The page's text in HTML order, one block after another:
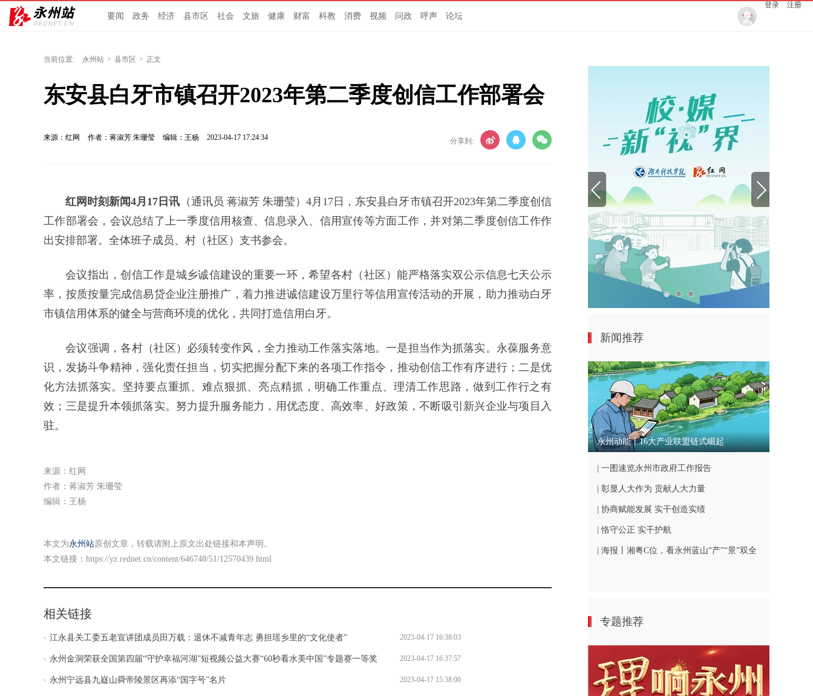
要闻 政务 经济 县市区 社会 文旅 健康 财富 科教 消费 视频 问政 呼声 论坛
登录 注册
当前位置: 永州站 > 县市区 > 正文
东安县白牙市镇召开2023年第二季度创信工作部署会
来源：红网 作者：蒋淑芳 朱珊莹 编辑：王杨 2023-04-17 17:24:34 分享到:
红网时刻新闻4月17日讯 （通讯员 蒋淑芳 朱珊莹）4月17日，东安县白牙市镇召开2023年第二季度创信
工作部署会，会议总结了上一季度信用核查、信息录入、信用宣传等方面工作，并对第二季度创信工作作
出安排部署。全体班子成员、村（社区）支书参会。
会议指出，创信工作是城乡诚信建设的重要一环，希望各村（社区）能严格落实双公示信息七天公示
率，按质按量完成信易贷企业注册推广，着力推进诚信建设万里行等信用宣传活动的开展，助力推动白牙
市镇信用体系的健全与营商环境的优化，共同打造信用白牙。
会议强调，各村（社区）必须转变作风，全力推动工作落实落地。一是担当作为抓落实。永葆服务意
识，发扬斗争精神，强化责任担当，切实把握分配下来的各项工作指令，推动创信工作有序进行；二是优
化方法抓落实。坚持要点重抓、难点狠抓、亮点精抓，明确工作重点、理清工作思路，做到工作行之有
效；三是提升本领抓落实。努力提升服务能力，用优态度、高效率、好政策，不断吸引新兴企业与项目入
驻。
来源：红网
作者：蒋淑芳 朱珊莹
编辑：王杨
本文为永州站原创文章，转载请附上原文出处链接和本声明。
本文链接： https://yz.rednet.cn/content/646748/51/12570439.html
相关链接
江永县关工委五老宣讲团成员田万载：退休不减青年志 勇担瑶乡里的“文化使者” 2023-04-17 16:38:03
永州金洞荣获全国第四届“守护幸福河湖”短视频公益大赛“60秒看水美中国”专题赛一等奖 2023-04-17 16:37:57
永州宁远县九嶷山舜帝陵景区再添“国字号”名片 2023-04-17 15:38:00
新闻推荐
永州动能丨16大产业联盟链式崛起
| 一图速览永州市政府工作报告
| 彰显人大作为 贡献人大力量
| 协商赋能发展 实干创造实绩
| 恪守公正 实干护航
| 海报丨湘粤C位，看永州蓝山“产”“景”双全
专题推荐